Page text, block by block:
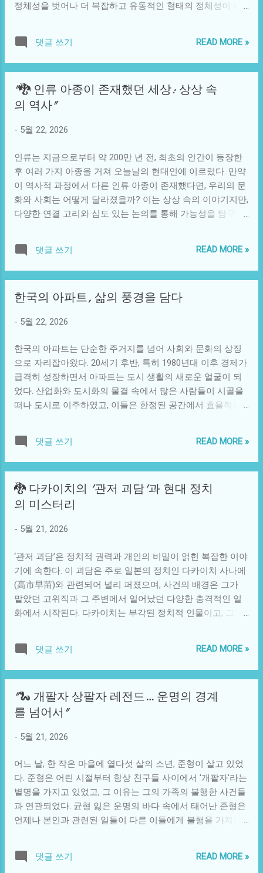
시되었다. 특정한 주파수의 음악을 들었을 때 뇌파가 안정되
투스의 향기를 맡았을 때 심리적 안정을 찾는 사람들이 늘고
적 고통의 감소뿐만 아니라 감정의 안정에도 긍정적인 영향
례들이 늘어나고 있다. 예를 들어, 한 연구에서는 요가와 명상
을 결합하여 시행한 프로그램이 참여자들에게 많은 도움이
풀고 마음을 편안하게 하는 데 집중하며, 각 세션 동안 일정한
여자들은 공황 발작이 줄어들고 일상생활에서의 ...
정체성을 벗어나 더 복잡하고 유동적인 형태의 정체성이 나
에 깊숙이 관여하고 있으며, 이는 개인의 자아 인식, 대인관
계, 그리고 사회적 참여 방식에 변화를 가져왔다. 기술의 발전
은 단순히 생활을 편리하게 만드는 것에 그치지 않고, 사람 사
어와 다양한 온라인 커뮤니티에서 자신의 정체성을 디지털화
하면서, 각종 인종, 성별, 문화적 배경을 넘어서고 있다. 이러
람들이 자신을 더욱 공개적으로 표현할 수 있는 시대에 살고
자아와 충돌하게 되며, 프라이버시와 자기 표현의 경계에 대
한 논란을 야기하기도 한다. 인스타그램이나 페이스북과 같
은 플랫폼에서 공유되는 사진이나 글은 그 사람의 일면, 혹은
원하는 이미지를 각인시키는 경향이 있다. 이로 인해 사람들
은 '좋아요'나 댓글에 의해서 자신의 가치를 평가받는 느낌을
와 같은 현상의 극단적인 예시이다. 어떤 사람들은 그들의 삶
을 이상화된 이미지로 재구성하여 널리 퍼지게 되며, 이는 일
반 대중에게 비현실적인 기준을 제시하게 된다. 이러한 기준
는 스스로 지난날의 모습을 소중히 여기며 현재의 나를 바라
봐야 할 필요가 있다. 또한, '온전히 나'라는 개념은 인류가 오
그리스에서부터 인간은 자신의 정체성을 탐색하며, 도덕적이
고 철학적인 질문을 던져왔...
댓글 쓰기 READ MORE »
"🐉 인류 아종이 존재했던 세상: 상상 속
의 역사"
- 5월 22, 2026
인류는 지금으로부터 약 200만 년 전, 최초의 인간이 등장한
후 여러 가지 아종을 거쳐 오늘날의 현대인에 이르렀다. 만약
이 역사적 과정에서 다른 인류 아종이 존재했다면, 우리의 문
화와 사회는 어떻게 달라졌을까? 이는 상상 속의 이야기지만,
다양한 연결 고리와 심도 있는 논의를 통해 가능성을 탐구해
에렉투스’ 등 여러 아종이 존재했다. 이들은 각각의 환경과 기
술적 발전에 따라 서로 다른 문화와 사회적 구조를 발전시켰
식물로 구성된 식단을 가지고 있었고, 이로 인해 그들의 사회
과 접촉했더라면, 우리는 그들의 생존 기술, 장비 제조 방식,
었을 것이다. 이와 같은 아종의 존재는 단순히 생물학적 차이
에 그치지 않고, 다양한 사회적 구성 요소에 큰 영향을 미쳤을
것이다. 예를 들어, 언어의 발달 과정에서 많은 인류 아종이
공존했더라면 서로 다른 언어가 융합되어 오늘날의 언어적
다양성을 더욱 심화시켰을 가능성이 높다. 그런 가상의 역사
풍요로움이 생겼을 것이다. 기술적으로도, 여러 아종 간의 경
보다 훨씬 다채롭고 복잡했을 것이다. 예를 들어, 서로 다른
무기와 사냥 도구의 발전은 전쟁의 양상과 정치적 권력 구조
까지 변화시킬 수 있었을 것이다. 만약 어떤 아종이 농업을 조
기에 발달시켰다면, 그들은 다른 아종에 비해 식량을 안정적
것이다. 이러한 상상은 단순한 재미를 넘어, 인류의 정체성과
진화에 대한 깊은 성찰을 유도한다. 현재 우리가 ...
댓글 쓰기 READ MORE »
한국의 아파트, 삶의 풍경을 담다
- 5월 22, 2026
한국의 아파트는 단순한 주거지를 넘어 사회와 문화의 상징
으로 자리잡아왔다. 20세기 후반, 특히 1980년대 이후 경제가
급격히 성장하면서 아파트는 도시 생활의 새로운 얼굴이 되
었다. 산업화와 도시화의 물결 속에서 많은 사람들이 시골을
떠나 도시로 이주하였고, 이들은 한정된 공간에서 효율적으
함께 아파트는 더 이상 단순한 주거 형태가 아닌, 사람들의 삶
의 방식과 가치관이 반영된 복합적인 공간으로 변화하였다.
현재 한국의 아파트는 인구 밀집 지역에서 생활하는 많은 사
대도시에서는 아파트 가격이 치솟고, 이를 해결하기 위한 여
러 정책이 시행되고 있다. 정부는 수도권의 공공주택 공급을
문제가 해결되지 않는 경우가 많다. 아파트 단지를 짓는 데만
단지의 설계와 공사, 인허가 과정에서의 복잡한 절차를 반영
하며, 많은 국민들이 겪는 주거 불안을 더욱 부각시킨다. 사람
들이 아파트에서 살아가면서 느끼는 다양한 사회적 관계는
아파트 문화의 또 다른 중요한 측면이다. 한 아파트 단지 내에
서 이웃 간의 관계는 때로는 친밀감을 형성하기도 하지만, 때
은 서로의 자녀에 대해 우려와 친밀감을 동시에 느끼며, 이를
통해 공동체 의식을 형성하기도 한다. 그러나 특정 사건이나
상황은 이러한 공동체 의식을 깨뜨릴 수 있다. 예를 들어, 고
간의 소원한 관계로 이어지기도 한다. 또한, 아파트의 외관과
내부 디자인은 시대의 흐름에 따라 변모해왔다. 초기의 아파
적 요소가 더해지며 주민들의 생활 품질을 높이기 위한 노력
이 이어지고 있다. 많은 아파트 단지에서는 공용 공간을 활용
해 카페, 운동 ...
댓글 쓰기 READ MORE »
🐉 다카이치의 '관저 괴담'과 현대 정치
의 미스터리
- 5월 21, 2026
‘관저 괴담’은 정치적 권력과 개인의 비밀이 얽힌 복잡한 이야
기에 속한다. 이 괴담은 주로 일본의 정치인 다카이치 사나에
(高市早苗)와 관련되어 널리 퍼졌으며, 사건의 배경은 그가
맡았던 고위직과 그 주변에서 일어났던 다양한 충격적인 일
화에서 시작된다. 다카이치는 부각된 정치적 인물이고, 그의
로 복잡하다. 괴담은 고위 정치인이 그들의 권력을 유지하기
위해 어떤 비밀을 지켜야 하는지를 보여주는 중요한 예시다.
해 각색되고 확대됨으로써 더욱 매력적인 이야기로 변모한
다. 이 괴담은 단순히 다카이치의 개인적인 일화를 뛰어넘어
은 때때로 그들의 사생활이 정치적 결정에 영향을 미치거나
정치적 사실과 신화를 혼동하게 만드는 이러한 괴담은 사회
에서 어떻게 여론이 형성되는지를 살펴보는 흥미로운 창을
제공한다. 다카이치의 경우처럼 개인의 품행이나 소문이 그
들의 정치적 진로에 중대한 영향을 미칠 수 있다. 이는 단순히
그의 정치적 입장이나 정책에 관한 것이 아닌, 그의 기록된 과
있는지를 보여준다. 예를 들어, 다카이치가 정치인으로 활동
댓글 쓰기 READ MORE »
"🐍 개팔자 상팔자 레전드… 운명의 경계
를 넘어서"
- 5월 21, 2026
어느 날, 한 작은 마을에 열다섯 살의 소년, 준형이 살고 있었
다. 준형은 어린 시절부터 항상 친구들 사이에서 '개팔자'라는
별명을 가지고 있었고, 그 이유는 그의 가족의 불행한 사건들
과 연관되었다. 균형 잃은 운명의 바다 속에서 태어난 준형은
언제나 본인과 관련된 일들이 다른 이들에게 불행을 가져다
히 하늘이라는 소녀는 언제나 '상팔자'라는 nickname으로 불
리며, 마을에서의 무사 태평과 작은 기적의 주인공으로 자리
댓글 쓰기 READ MORE »